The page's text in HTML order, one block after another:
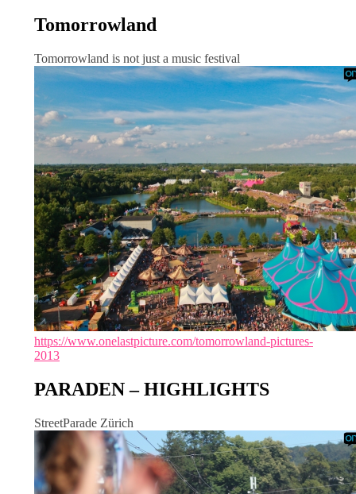
Tomorrowland
Tomorrowland is not just a music festival
https://www.onelastpicture.com/tomorrowland-pictures-
2013
PARADEN – HIGHLIGHTS
StreetParade Zürich